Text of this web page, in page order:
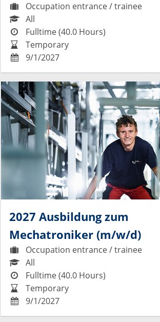
Occupation entrance / trainee
All
Fulltime (40.0 Hours)
Temporary
9/1/2027
2027 Ausbildung zum
Mechatroniker (m/w/d)
Occupation entrance / trainee
All
Fulltime (40.0 Hours)
Temporary
9/1/2027